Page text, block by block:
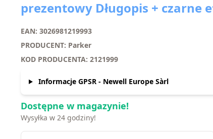
prezentowy Długopis + czarne
EAN: 3026981219993
PRODUCENT: Parker
KOD PRODUCENTA: 2121999
Informacje GPSR - Newell Europe Sàrl
Dostępne w magazynie!
Wysyłka w 24 godziny!